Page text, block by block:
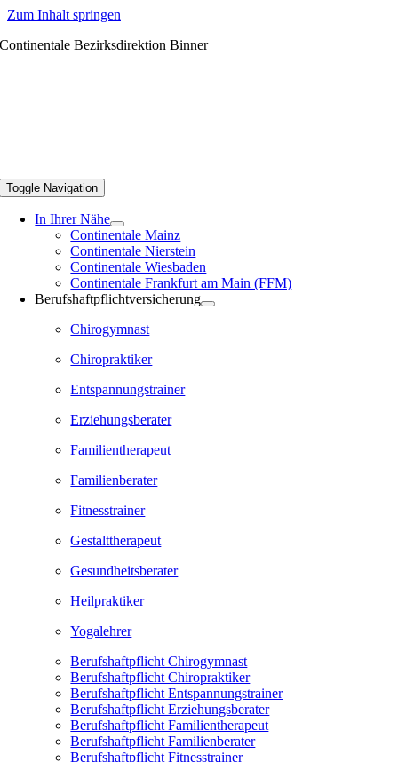
Zum Inhalt springen
Continentale Bezirksdirektion Binner
Toggle Navigation
In Ihrer Nähe
Continentale Mainz
Continentale Nierstein
Continentale Wiesbaden
Continentale Frankfurt am Main (FFM)
Berufshaftpflichtversicherung
Chirogymnast
Chiropraktiker
Entspannungstrainer
Erziehungsberater
Familientherapeut
Familienberater
Fitnesstrainer
Gestalttherapeut
Gesundheitsberater
Heilpraktiker
Yogalehrer
Berufshaftpflicht Chirogymnast
Berufshaftpflicht Chiropraktiker
Berufshaftpflicht Entspannungstrainer
Berufshaftpflicht Erziehungsberater
Berufshaftpflicht Familientherapeut
Berufshaftpflicht Familienberater
Berufshaftpflicht Fitnesstrainer